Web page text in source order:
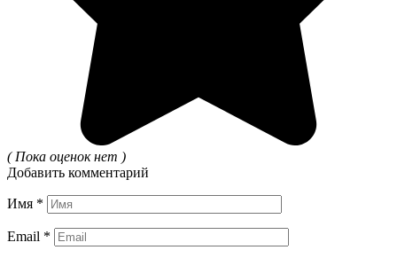
( Пока оценок нет )
Добавить комментарий
Имя *
Email *